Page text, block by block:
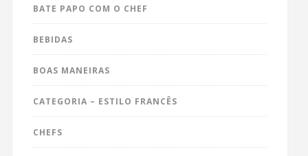
BATE PAPO COM O CHEF
BEBIDAS
BOAS MANEIRAS
CATEGORIA – ESTILO FRANCÊS
CHEFS